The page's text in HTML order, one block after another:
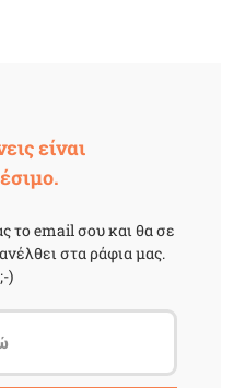
είναι
το email σου και θα σε
στα ράφια μας.
)